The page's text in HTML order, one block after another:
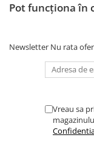
Pot funcționa în
Newsletter Nu rata
Vreau sa